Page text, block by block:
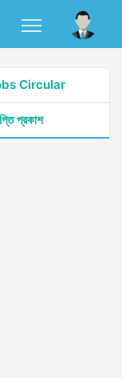
Circular
প্রকাশ